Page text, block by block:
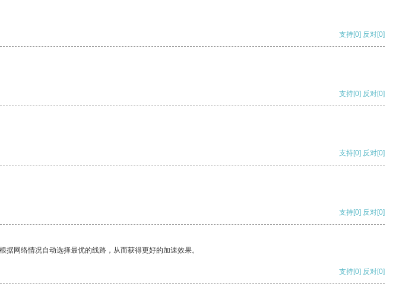
支持[0] 反对[0]
支持[0] 反对[0]
支持[0] 反对[0]
支持[0] 反对[0]
网络情况自动选择最优的线路，从而获得更好的加速效果。
支持[0] 反对[0]